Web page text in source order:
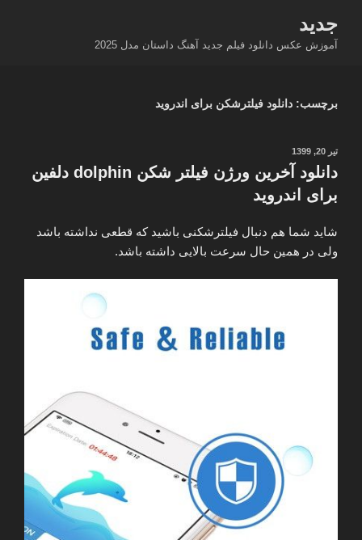
محتوا
جدید
آموزش عکس دانلود فیلم جدید آهنگ داستان مدل 2025
برچسب: دانلود فیلترشکن برای اندروید
نوشته‌شده
تیر 20, 1399
دانلود آخرین ورژن فیلتر شکن dolphin دلفین
برای اندروید
شاید شما هم دنبال فیلترشکنی باشید که قطعی نداشته باشد
ولی در همین حال سرعت بالایی داشته باشد.